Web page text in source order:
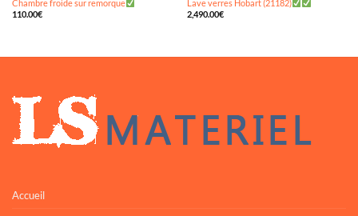
Chambre froide sur remorque
110.00€
Lave verres Hobart (21182)
2,490.00€
Accueil